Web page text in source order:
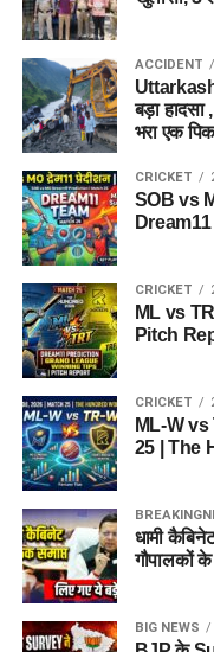
ACCIDENT
बड़ा
भरा एक
CRICKET
SOB vs
CRICKET
ML vs
Pitch
CRICKET
ML-W
25 | The
धामी
गौपालकों
BIG NEWS